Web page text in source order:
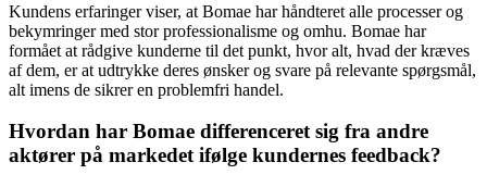
Kundens erfaringer viser, at Bomae har håndteret alle processer og
bekymringer med stor professionalisme og omhu. Bomae har
formået at rådgive kunderne til det punkt, hvor alt, hvad der kræves
af dem, er at udtrykke deres ønsker og svare på relevante spørgsmål,
alt imens de sikrer en problemfri handel.
Hvordan har Bomae differenceret sig fra andre
aktører på markedet ifølge kundernes feedback?